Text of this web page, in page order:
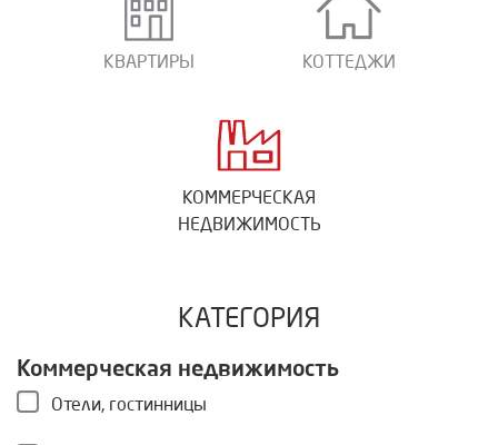
КВАРТИРЫ КОТТЕДЖИ
КОММЕРЧЕСКАЯ
НЕДВИЖИМОСТЬ
КАТЕГОРИЯ
Коммерческая недвижимость
Отели, гостинницы